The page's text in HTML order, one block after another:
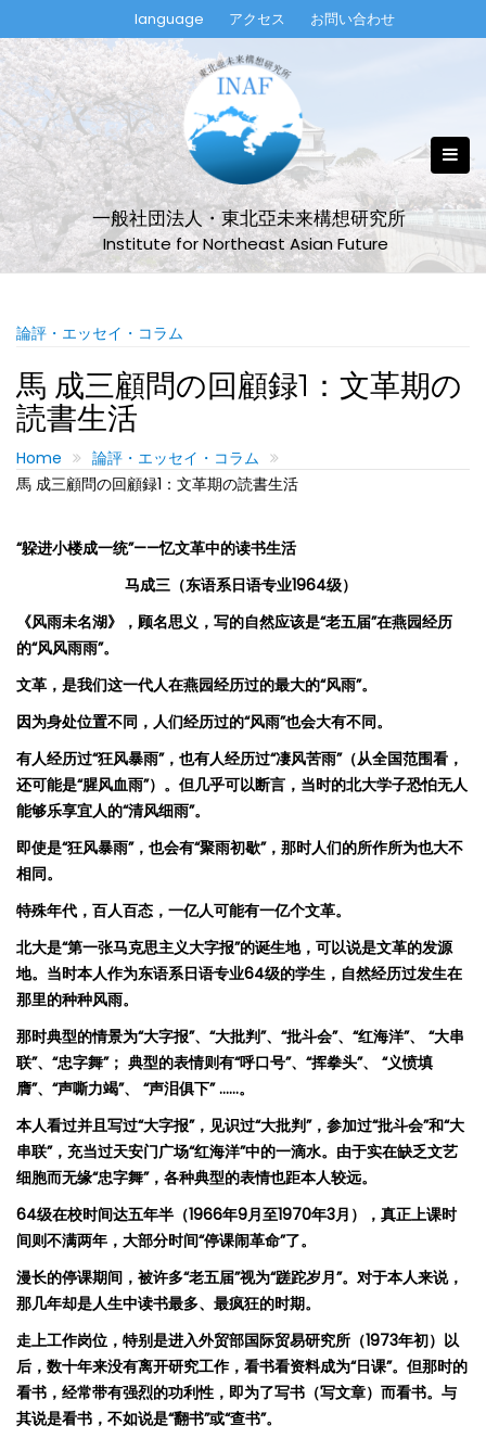
to
content
language アクセス お問い合わせ
一般社団法人・東北亞未来構想研究所
Institute for Northeast Asian Future
論評・エッセイ・コラム
馬 成三顧問の回顧録1：文革期の
読書生活
Home
論評・エッセイ・コラム
馬 成三顧問の回顧録1：文革期の読書生活
“躱进小楼成一统”——忆文革中的读书生活
马成三（东语系日语专业1964级）
《风雨未名湖》，顾名思义，写的自然应该是“老五届”在燕园经历
的“风风雨雨”。
文革，是我们这一代人在燕园经历过的最大的“风雨”。
因为身处位置不同，人们经历过的“风雨”也会大有不同。
有人经历过“狂风暴雨”，也有人经历过“凄风苦雨”（从全国范围看，
还可能是“腥风血雨”）。但几乎可以断言，当时的北大学子恐怕无人
能够乐享宜人的“清风细雨”。
即使是“狂风暴雨”，也会有“聚雨初歇”，那时人们的所作所为也大不
相同。
特殊年代，百人百态，一亿人可能有一亿个文革。
北大是“第一张马克思主义大字报”的诞生地，可以说是文革的发源
地。当时本人作为东语系日语专业64级的学生，自然经历过发生在
那里的种种风雨。
那时典型的情景为“大字报”、 “大批判”、 “批斗会”、 “红海洋”、 “大串
联”、 “忠字舞”； 典型的表情则有“呼口号”、 “挥拳头”、 “义愤填
膺”、 “声嘶力竭”、 “声泪俱下”……。
本人看过并且写过“大字报”，见识过“大批判”，参加过“批斗会”和“大
串联”，充当过天安门广场“红海洋”中的一滴水。由于实在缺乏文艺
细胞而无缘“忠字舞”，各种典型的表情也距本人较远。
64级在校时间达五年半（1966年9月至1970年3月），真正上课时
间则不满两年，大部分时间“停课闹革命”了。
漫长的停课期间，被许多“老五届”视为“蹉跎岁月”。对于本人来说，
那几年却是人生中读书最多、最疯狂的时期。
走上工作岗位，特别是进入外贸部国际贸易研究所（1973年初）以
后，数十年来没有离开研究工作，看书看资料成为“日课”。但那时的
看书，经常带有强烈的功利性，即为了写书（写文章）而看书。与
其说是看书，不如说是“翻书”或“查书”。